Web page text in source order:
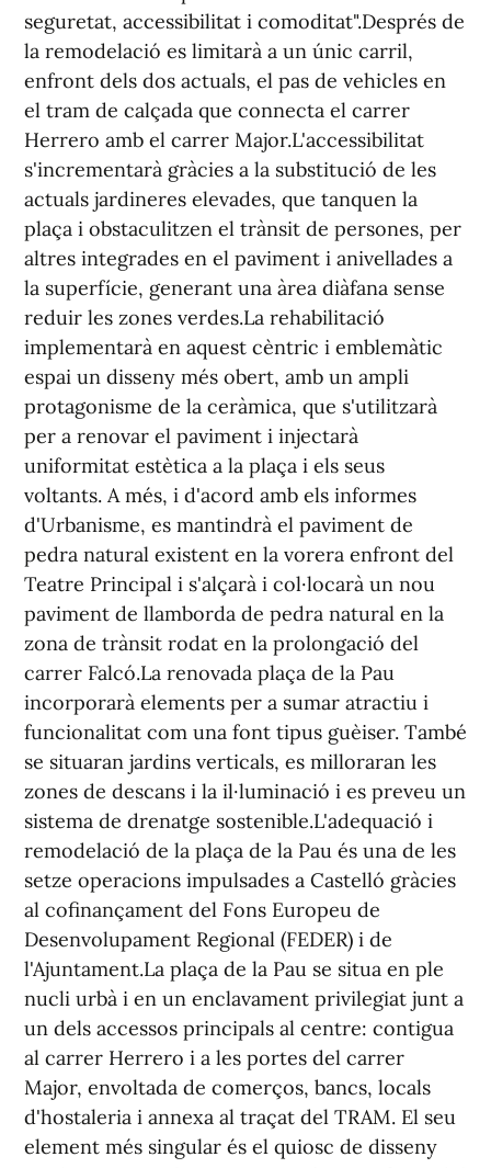
seguretat, accessibilitat i comoditat".Després de
la remodelació es limitarà a un únic carril,
enfront dels dos actuals, el pas de vehicles en
el tram de calçada que connecta el carrer
Herrero amb el carrer Major.L'accessibilitat
s'incrementarà gràcies a la substitució de les
actuals jardineres elevades, que tanquen la
plaça i obstaculitzen el trànsit de persones, per
altres integrades en el paviment i anivellades a
la superfície, generant una àrea diàfana sense
reduir les zones verdes.La rehabilitació
implementarà en aquest cèntric i emblemàtic
espai un disseny més obert, amb un ampli
protagonisme de la ceràmica, que s'utilitzarà
per a renovar el paviment i injectarà
uniformitat estètica a la plaça i els seus
voltants. A més, i d'acord amb els informes
d'Urbanisme, es mantindrà el paviment de
pedra natural existent en la vorera enfront del
Teatre Principal i s'alçarà i col·locarà un nou
paviment de llamborda de pedra natural en la
zona de trànsit rodat en la prolongació del
carrer Falcó.La renovada plaça de la Pau
incorporarà elements per a sumar atractiu i
funcionalitat com una font tipus guèiser. També
se situaran jardins verticals, es milloraran les
zones de descans i la il·luminació i es preveu un
sistema de drenatge sostenible.L'adequació i
remodelació de la plaça de la Pau és una de les
setze operacions impulsades a Castelló gràcies
al cofinançament del Fons Europeu de
Desenvolupament Regional (FEDER) i de
l'Ajuntament.La plaça de la Pau se situa en ple
nucli urbà i en un enclavament privilegiat junt a
un dels accessos principals al centre: contigua
al carrer Herrero i a les portes del carrer
Major, envoltada de comerços, bancs, locals
d'hostaleria i annexa al traçat del TRAM. El seu
element més singular és el quiosc de disseny